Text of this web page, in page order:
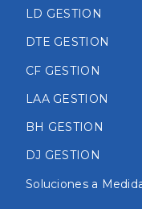
LD GESTION
DTE GESTION
CF GESTION
LAA GESTION
BH GESTION
DJ GESTION
Soluciones a